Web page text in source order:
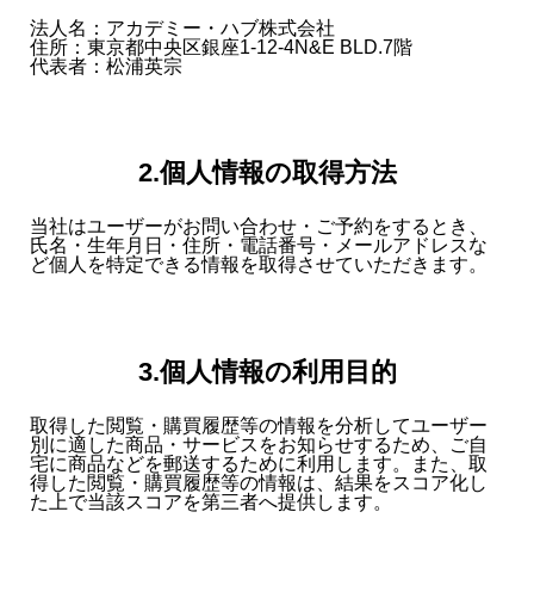
法人名：アカデミー・ハブ株式会社
住所：東京都中央区銀座1-12-4N&E BLD.7階
代表者：松浦英宗
2.個人情報の取得方法
当社はユーザーがお問い合わせ・ご予約をするとき、
氏名・生年月日・住所・電話番号・メールアドレスな
ど個人を特定できる情報を取得させていただきます。
3.個人情報の利用目的
取得した閲覧・購買履歴等の情報を分析してユーザー
別に適した商品・サービスをお知らせするため、ご自
宅に商品などを郵送するために利用します。また、取
得した閲覧・購買履歴等の情報は、結果をスコア化し
た上で当該スコアを第三者へ提供します。